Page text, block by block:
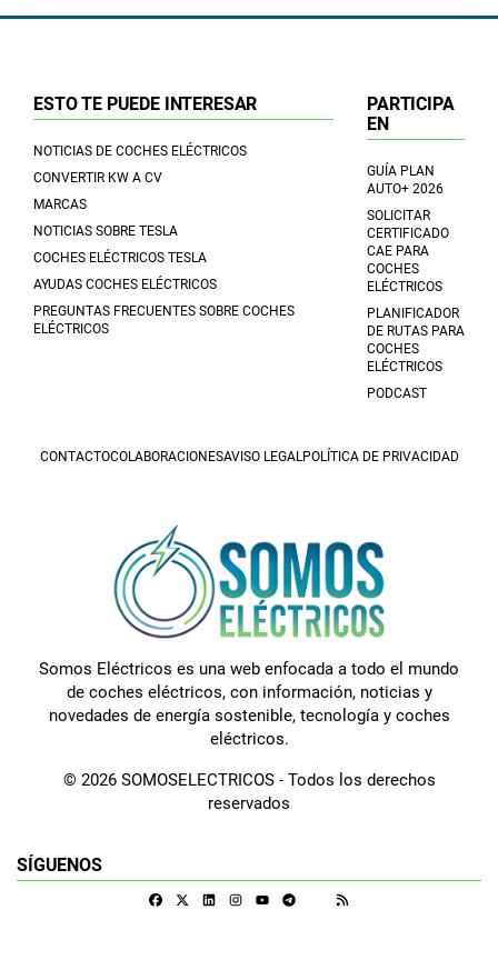
ESTO TE PUEDE INTERESAR
NOTICIAS DE COCHES ELÉCTRICOS
CONVERTIR KW A CV
MARCAS
NOTICIAS SOBRE TESLA
COCHES ELÉCTRICOS TESLA
AYUDAS COCHES ELÉCTRICOS
PREGUNTAS FRECUENTES SOBRE COCHES
ELÉCTRICOS
PARTICIPA
EN
GUÍA PLAN
AUTO+ 2026
SOLICITAR
CERTIFICADO
CAE PARA
COCHES
ELÉCTRICOS
PLANIFICADOR
DE RUTAS PARA
COCHES
ELÉCTRICOS
PODCAST
CONTACTOCOLABORACIONESAVISO LEGAL POLÍTICA DE PRIVACIDAD
Somos Eléctricos es una web enfocada a todo el mundo
de coches eléctricos, con información, noticias y
novedades de energía sostenible, tecnología y coches
eléctricos.
© 2026 SOMOSELECTRICOS - Todos los derechos
reservados
SÍGUENOS
FacebookLinkedinInstagramTelegram
Google Discover